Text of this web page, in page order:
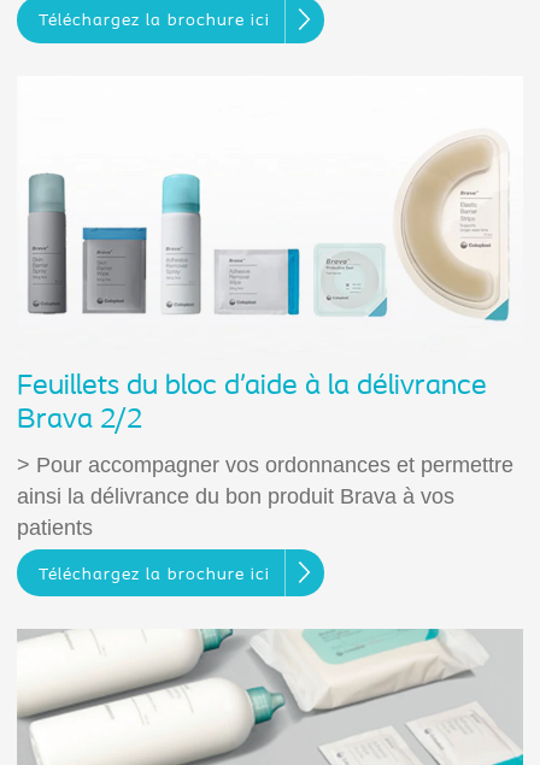
Téléchargez la brochure ici
Feuillets du bloc d’aide à la délivrance
Brava 2/2
> Pour accompagner vos ordonnances et permettre
ainsi la délivrance du bon produit Brava à vos
patients
Téléchargez la brochure ici